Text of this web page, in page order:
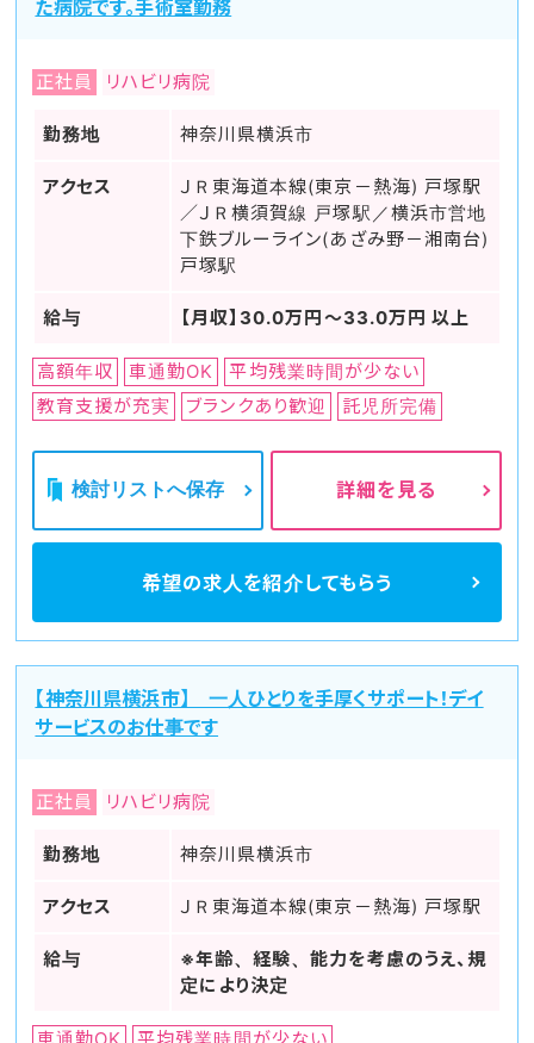
た病院です。手術室勤務
正社員 リハビリ病院
勤務地 神奈川県横浜市
アクセス
ＪＲ東海道本線(東京－熱海) 戸塚駅
／ＪＲ横須賀線 戸塚駅／横浜市営地
下鉄ブルーライン(あざみ野－湘南台)
戸塚駅
給与 【月収】30.0万円～33.0万円 以上
高額年収 車通勤OK
平均残業時間が少ない
教育支援が充実
ブランクあり歓迎 託児所完備
検討リストへ保存 詳細を見る
希望の求人を紹介してもらう
【神奈川県横浜市】 一人ひとりを手厚くサポート！デイ
サービスのお仕事です
正社員 リハビリ病院
勤務地 神奈川県横浜市
アクセス ＪＲ東海道本線(東京－熱海) 戸塚駅
給与
※年齢、経験、能力を考慮のうえ、規
定により決定